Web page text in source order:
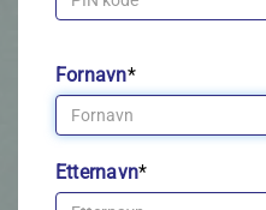
Fornavn*
Etternavn*